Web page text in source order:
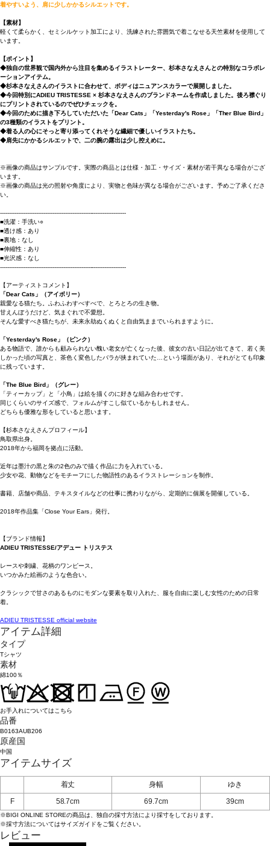
着やすいよう、肩に少しかかるシルエットです。
【素材】
軽くて柔らかく、セミシルケット加工により、洗練された雰囲気で着こなせる天竺素材を使用して
います。
【ポイント】
◆独自の世界観で国内外から注目を集めるイラストレーター、杉本さなえさんとの特別なコラボレ
ーションアイテム。
◆杉本さなえさんのイラストに合わせて、ボディはニュアンスカラーで展開しました。
◆今回特別にADIEU TRISTESSE × 杉本さなえさんのブランドネームを作成しました。後ろ襟ぐり
にプリントされているのでぜひチェックを。
◆今回のために描き下ろしていただいた「Dear Cats」「Yesterday's Rose」「Ther Blue Bird」
の3種類のイラストをプリント。
◆着る人の心にそっと寄り添ってくれそうな繊細で優しいイラストたち。
◆肩先にかかるシルエットで、二の腕の露出は少し控えめに。
※画像の商品はサンプルです。実際の商品とは仕様・加工・サイズ・素材が若干異なる場合がござ
います。
※画像の商品は光の照射や角度により、実物と色味が異なる場合がございます。予めご了承くださ
い。
----------------------------------------------------------------------
■洗濯：手洗い○
■透け感：あり
■裏地：なし
■伸縮性：あり
■光沢感：なし
----------------------------------------------------------------------
【アーティストコメント】
「Dear Cats」（アイボリー）
親愛なる猫たち。ふわふわすべすべで、とろとろの生き物。
甘えんぼうだけど、気まぐれで不愛想。
そんな愛すべき猫たちが、未来永劫ぬくぬくと自由気ままでいられますように。
「Yesterday's Rose」（ピンク）
ある物語で、誰からも顧みられない醜い老女が亡くなった後、彼女の古い日記が出てきて、若く美
しかった頃の写真と、茶色く変色したバラが挟まれていた…という場面があり、それがとても印象
に残っています。
「The Blue Bird」（グレー）
「ティーカップ」と「小鳥」は絵を描くのに好きな組み合わせです。
同じくらいのサイズ感で、フォルムがすこし似ているかもしれません。
どちらも優雅な形をしていると思います。
【杉本さなえさんプロフィール】
鳥取県出身。
2018年から福岡を拠点に活動。
近年は墨汁の黒と朱の2色のみで描く作品に力を入れている。
少女や花、動物などをモチーフにした物語性のあるイラストレーションを制作。
書籍、店舗や商品、テキスタイルなどの仕事に携わりながら、定期的に個展を開催している。
2018年作品集「Close Your Ears」発行。
【ブランド情報】
ADIEU TRISTESSE/アデュー トリステス
レースや刺繍、花柄のワンピース。
いつかみた絵画のような色合い。
クラシックで甘さのあるものにモダンな要素を取り入れた、服を自由に楽しむ女性のための日常
着。
ADIEU TRISTESSE official website
アイテム詳細
タイプ
Tシャツ
素材
綿100％
お手入れについてはこちら
品番
B0163AUB206
原産国
中国
アイテムサイズ
着丈 身幅
ゆき
F
58.7cm 69.7cm 39cm
※BIGI ONLINE STOREの商品は、独自の採寸方法により採寸をしております。
※採寸方法についてはサイズガイドをご覧ください。
レビュー